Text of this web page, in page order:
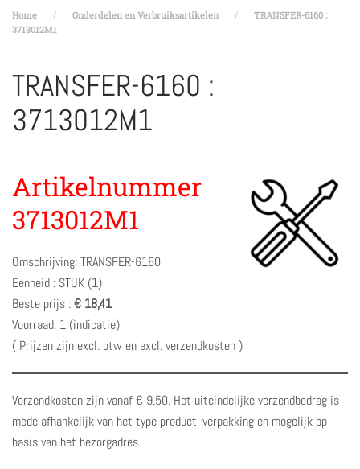
Home Onderdelen en Verbruiksartikelen
TRANSFER-6160 :
3713012M1
TRANSFER-6160 :
3713012M1
Artikelnummer
3713012M1
Omschrijving: TRANSFER-6160
Eenheid : STUK (1)
Beste prijs :€ 18,41
Voorraad: 1 (indicatie)
( Prijzen zijn excl. btw en excl. verzendkosten )
Verzendkosten zijn vanaf € 9.50. Het uiteindelijke verzendbedrag is
mede afhankelijk van het type product, verpakking en mogelijk op
basis van het bezorgadres.